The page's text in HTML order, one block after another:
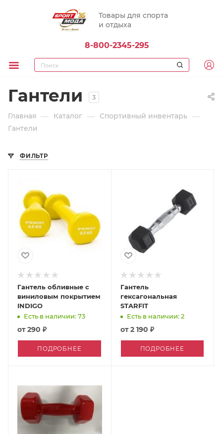
Товары для спорта
и отдыха
8-800-2345-295
Гантели 3
Главная — Каталог — Спортивный инвентарь —
Гантели
ФИЛЬТР
Гантель обливные с
виниловым покрытием
INDIGO
Есть в наличии: 73
от290 ₽
ПОДРОБНЕЕ
Гантель
гексагональная
STARFIT
Есть в наличии: 2
от2 190 ₽
ПОДРОБНЕЕ